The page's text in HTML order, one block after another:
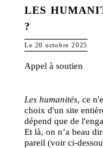
LES
?
Le 20 octobre 2025
Appel à soutien
Les humanités, ce
choix d'un site
dépend que de
Et là, on n’a beau
pareil (voir ci-